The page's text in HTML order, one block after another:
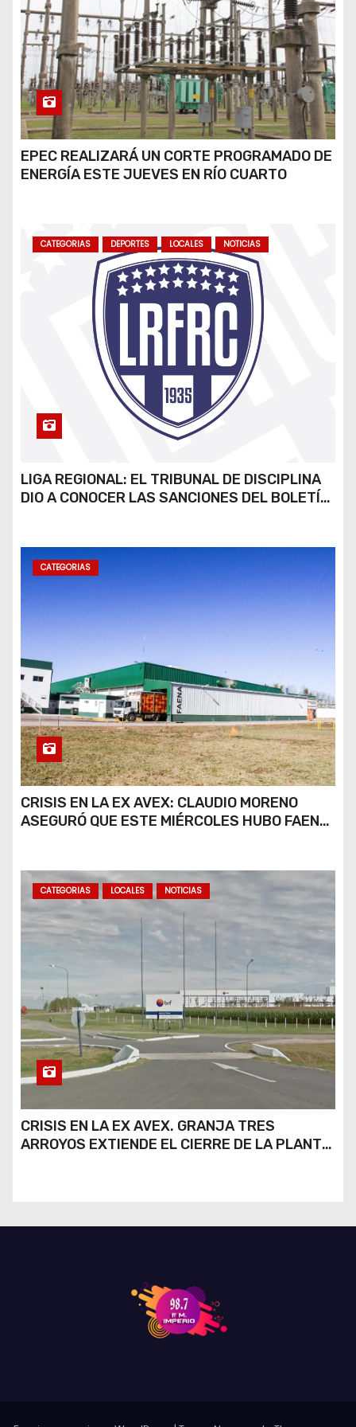
EPEC REALIZARÁ UN CORTE PROGRAMADO DE
ENERGÍA ESTE JUEVES EN RÍO CUARTO
CATEGORIAS DEPORTES LOCALES NOTICIAS
LIGA REGIONAL: EL TRIBUNAL DE DISCIPLINA
DIO A CONOCER LAS SANCIONES DEL BOLETÍN
CATEGORIAS
CRISIS EN LA EX AVEX: CLAUDIO MORENO
ASEGURÓ QUE ESTE MIÉRCOLES HUBO FAENA
CATEGORIAS LOCALES NOTICIAS
CRISIS EN LA EX AVEX. GRANJA TRES
ARROYOS EXTIENDE EL CIERRE DE LA PLANTA